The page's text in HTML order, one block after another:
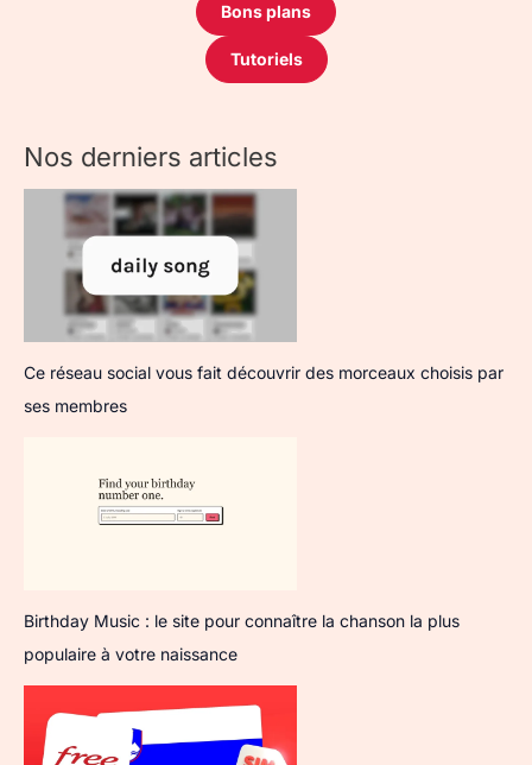
Bons plans
Tutoriels
Nos derniers articles
Ce réseau social vous fait découvrir des morceaux choisis par
ses membres
Birthday Music : le site pour connaître la chanson la plus
populaire à votre naissance